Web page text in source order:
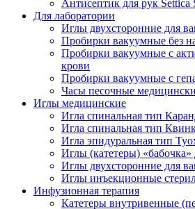
Антисептик для рук Settica
Для лаборатории
Иглы двухсторонние для
Пробирки вакуумные без
Пробирки вакуумные с
крови
Пробирки вакуумные с
Часы песочные
Иглы медицинские
Игла спинальная тип
Игла спинальная тип
Игла эпидуральная тип
Иглы (катетеры)
Иглы двухсторонние для
Иглы инъекционные
Инфузионная терапия
Катетеры внутривенные